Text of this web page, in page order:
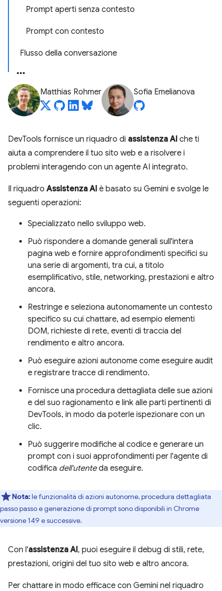
Prompt aperti senza contesto
Prompt con contesto
Flusso della conversazione
Matthias Rohmer Sofia Emelianova
DevTools fornisce un riquadro di assistenza AI che ti
aiuta a comprendere il tuo sito web e a risolvere i
problemi interagendo con un agente AI integrato.
Il riquadroAssistenza AI è basato su Gemini e svolge le
seguenti operazioni:
Specializzato nello sviluppo web.
Può rispondere a domande generali sull'intera
pagina web e fornire approfondimenti specifici su
una serie di argomenti, tra cui, a titolo
esemplificativo, stile, networking, prestazioni e altro
ancora.
Restringe e seleziona autonomamente un contesto
specifico su cui chattare, ad esempio elementi
DOM, richieste di rete, eventi di traccia del
rendimento e altro ancora.
Può eseguire azioni autonome come eseguire audit
e registrare tracce di rendimento.
Fornisce una procedura dettagliata delle sue azioni
e del suo ragionamento e link alle parti pertinenti di
DevTools, in modo da poterle ispezionare con un
clic.
Può suggerire modifiche al codice e generare un
prompt con i suoi approfondimenti per l'agente di
codifica dell'utenteda eseguire.
Nota:le funzionalità di azioni autonome, procedura dettagliata
passo passo e generazione di prompt sono disponibili in Chrome
versione 149 e successive.
Con l'assistenza AI, puoi eseguire il debug di stili, rete,
prestazioni, origini del tuo sito web e altro ancora.
Per chattare in modo efficace con Gemini nel riquadro